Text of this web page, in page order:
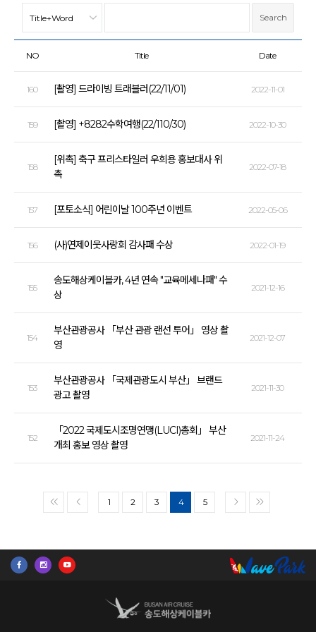
NO Title Date
160 [촬영] 드라이빙 트래블러(22/11/01) 2022-11-01
159 [촬영] +8282수학여행(22/110/30) 2022-10-30
158
[위촉] 축구 프리스타일러 우희용 홍보대사 위
촉
2022-07-18
157 [포토소식] 어린이날 100주년 이벤트 2022-05-06
156 (사)연제이웃사랑회 감사패 수상 2022-01-19
155
송도해상케이블카, 4년 연속 "교육메세나패" 수
상
2021-12-16
154
부산관광공사 「부산 관광 랜선 투어」 영상 촬
영
2021-12-07
153
부산관광공사 「국제관광도시 부산」 브랜드
광고 촬영
2021-11-30
152
「2022 국제도시조명연맹(LUCI)총회」 부산
개최 홍보 영상 촬영
2021-11-24
<< < 1 2 3 4 5 > >>